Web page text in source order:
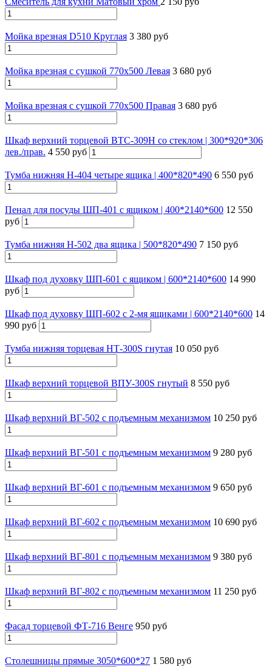
Мойка врезная D510 Круглая 3 380 руб
Мойка врезная с сушкой 770х500 Левая 3 680 руб
Мойка врезная с сушкой 770х500 Правая 3 680 руб
Шкаф верхний торцевой ВТС-309Н со стеклом | 300*920*306
лев./прав. 4 550 руб
Тумба нижняя Н-404 четыре ящика | 400*820*490 6 550 руб
Пенал для посуды ШП-401 с ящиком | 400*2140*600 12 550
руб
Тумба нижняя Н-502 два ящика | 500*820*490 7 150 руб
Шкаф под духовку ШП-601 с ящиком | 600*2140*600 14 990
руб
Шкаф под духовку ШП-602 с 2-мя ящиками | 600*2140*600 14
990 руб
Тумба нижняя торцевая НТ-300S гнутая 10 050 руб
Шкаф верхний торцевой ВПУ-300S гнутый 8 550 руб
Шкаф верхний ВГ-502 с подъемным механизмом 10 250 руб
Шкаф верхний ВГ-501 с подъемным механизмом 9 280 руб
Шкаф верхний ВГ-601 с подъемным механизмом 9 650 руб
Шкаф верхний ВГ-602 с подъемным механизмом 10 690 руб
Шкаф верхний ВГ-801 с подъемным механизмом 9 380 руб
Шкаф верхний ВГ-802 с подъемным механизмом 11 250 руб
Фасад торцевой ФТ-716 Венге 950 руб
Столешницы прямые 3050*600*27 1 580 руб